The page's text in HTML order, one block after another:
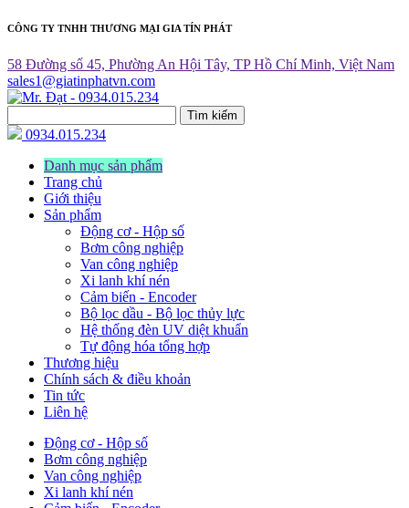
CÔNG TY TNHH THƯƠNG MẠI GIA TÍN PHÁT
58 Đường số 45, Phường An Hội Tây, TP Hồ Chí Minh, Việt Nam
sales1@giatinphatvn.com
Tìm kiếm
0934.015.234
Danh mục sản phẩm
Trang chủ
Giới thiệu
Sản phẩm
Động cơ - Hộp số
Bơm công nghiệp
Van công nghiệp
Xi lanh khí nén
Cảm biến - Encoder
Bộ lọc dầu - Bộ lọc thủy lực
Hệ thống đèn UV diệt khuẩn
Tự động hóa tổng hợp
Thương hiệu
Chính sách & điều khoản
Tin tức
Liên hệ
Động cơ - Hộp số
Bơm công nghiệp
Van công nghiệp
Xi lanh khí nén